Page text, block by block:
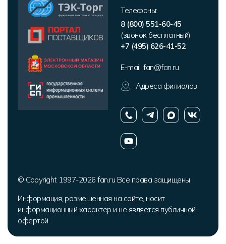
Телефоны:
8 (800) 551-60-45
(звонок бесплатный)
+7 (495) 626-41-52
E-mail: fan@fan.ru
Адреса филиалов
© Copyright 1997-2026 fan.ru Все права защищены.
Информация, размещенная на сайте, носит
информационный характер и не является публичной
офертой.